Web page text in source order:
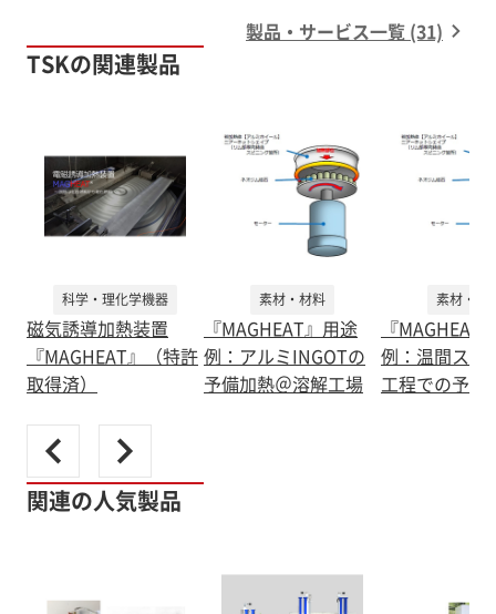
製品・サービス一覧 (31)
TSKの関連製品
科学・理化学機器
磁気誘導加熱装置
『MAGHEAT』（特許
取得済）
素材・材料
『MAGHEAT』用途
例：アルミINGOTの
予備加熱＠溶解工場
素材・材
『MAGHEAT
例：温間スピ
工程での予備
関連の人気製品